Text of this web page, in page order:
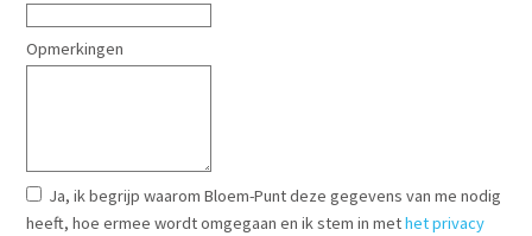
Opmerkingen
Ja, ik begrijp waarom Bloem-Punt deze gegevens van me nodig
heeft, hoe ermee wordt omgegaan en ik stem in methet privacy